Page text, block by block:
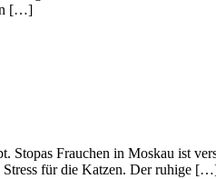
[…]
Frauchen in Moskau ist
Stress für die Katzen. Der ruhige